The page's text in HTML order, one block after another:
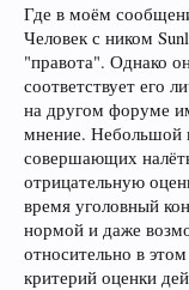
Где в моём
Человек с ником
"правота". Однако
соответствует его
на другом форуме
мнение. Небольшой
совершающих
отрицательную
время уголовный
нормой и даже
относительно в
критерий оценки